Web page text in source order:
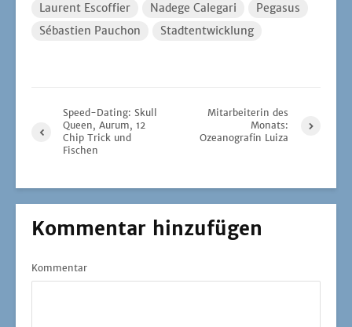
Laurent Escoffier
Nadege Calegari
Pegasus
Sébastien Pauchon
Stadtentwicklung
Speed-Dating: Skull
Queen, Aurum, 12
Chip Trick und
Fischen
Mitarbeiterin des
Monats:
Ozeanografin Luiza
Kommentar hinzufügen
Kommentar